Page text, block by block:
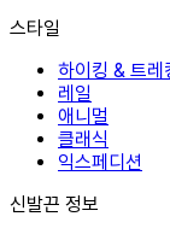
스타일
하이킹 & 트레
레일
애니멀
클래식
익스페디션
신발끈 정보